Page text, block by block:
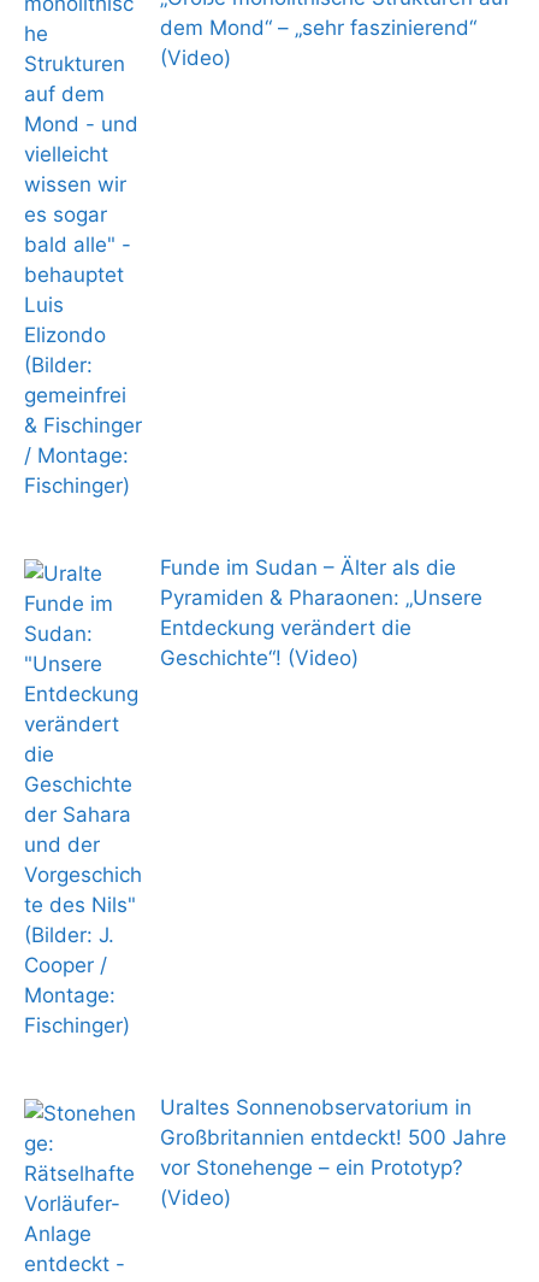
dem Mond“ – „sehr faszinierend“
(Video)
Funde im Sudan – Älter als die
Pyramiden & Pharaonen: „Unsere
Entdeckung verändert die
Geschichte“! (Video)
Uraltes Sonnenobservatorium in
Großbritannien entdeckt! 500 Jahre
vor Stonehenge – ein Prototyp?
(Video)